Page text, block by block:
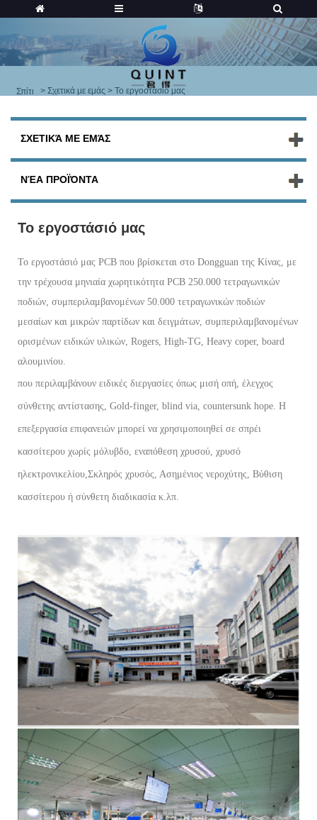
Σπίτι > Σχετικά με εμάς > Το εργοστάσιό μας
ΣΧΕΤΙΚΆ ΜΕ ΕΜΆΣ
ΝΈΑ ΠΡΟΪΌΝΤΑ
Το εργοστάσιό μας
Το εργοστάσιό μας PCB που βρίσκεται στο Dongguan της Κίνας, με
την τρέχουσα μηνιαία χωρητικότητα PCB 250.000 τετραγωνικών
ποδιών, συμπεριλαμβανομένων 50.000 τετραγωνικών ποδιών
μεσαίων και μικρών παρτίδων και δειγμάτων, συμπεριλαμβανομένων
ορισμένων ειδικών υλικών, Rogers, High-TG, Heavy coper, board
αλουμινίου.
που περιλαμβάνουν ειδικές διεργασίες όπως μισή οπή, έλεγχος
σύνθετης αντίστασης, Gold-finger, blind via, countersunk hope. Η
επεξεργασία επιφανειών μπορεί να χρησιμοποιηθεί σε σπρέι
κασσίτερου χωρίς μόλυβδο, εναπόθεση χρυσού, χρυσό
ηλεκτρονικελίου,Σκληρός χρυσός, Ασημένιος νεροχύτης, Βύθιση
κασσίτερου ή σύνθετη διαδικασία κ.λπ.